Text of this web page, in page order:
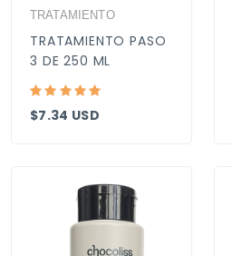
TRATAMIENTO
TRATAMIENTO PASO
3 DE 250 ML
$7.34 USD